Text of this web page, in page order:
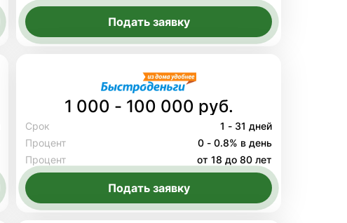
Подать заявку
1 000 - 100 000 руб.
Срок
1 - 31 дней
Процент
0 - 0.8% в день
Процент
от 18 до 80 лет
Подать заявку